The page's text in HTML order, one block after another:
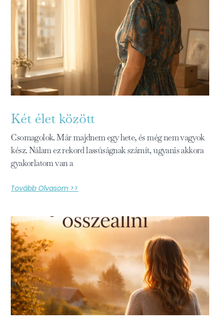
Két élet között
Csomagolok. Már majdnem egy hete, és még nem vagyok
kész. Nálam ez rekord lassúságnak számít, ugyanis akkora
gyakorlatom van a
Tovább Olvasom >>